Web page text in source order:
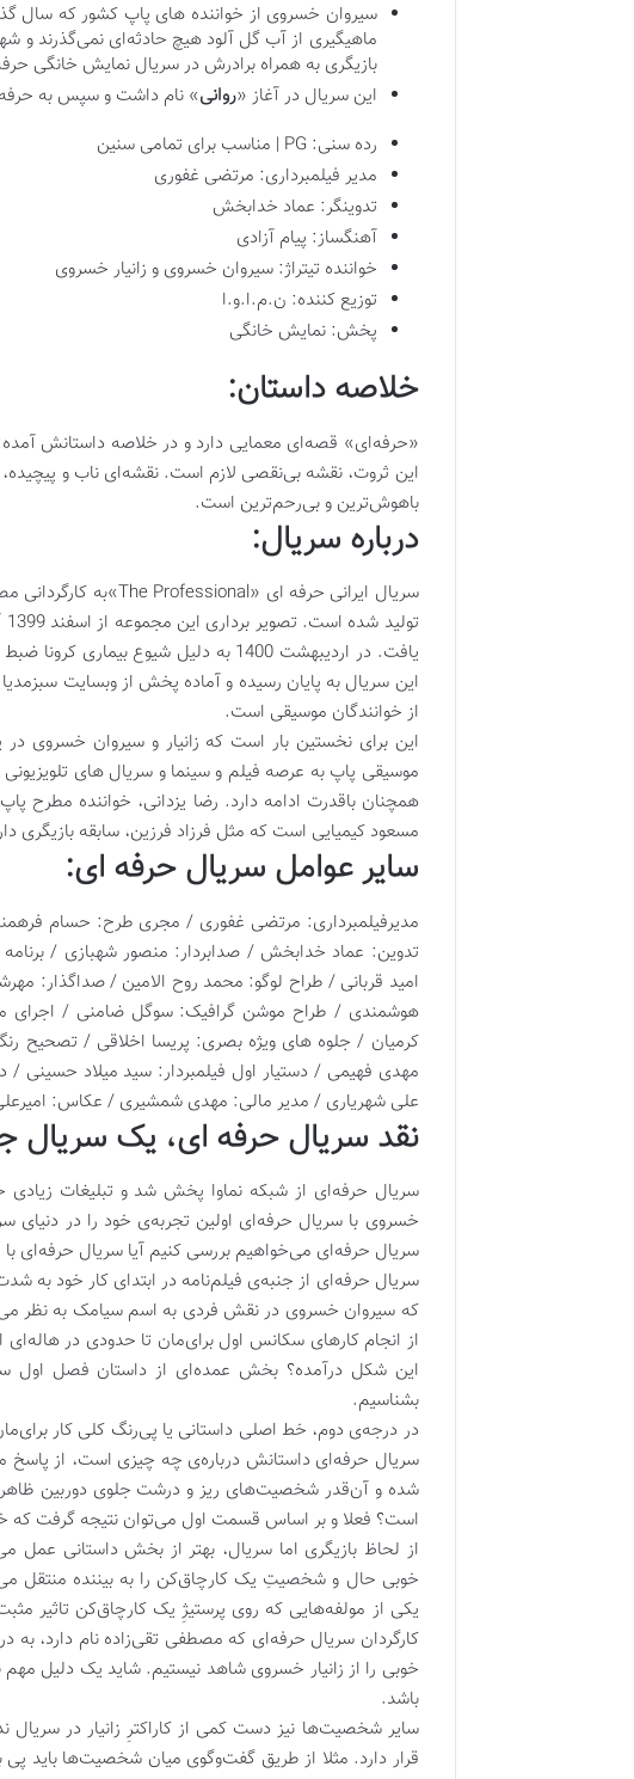
سیروان خسروی از خواننده ‌های پاپ کشور که سال
ماهیگیرى از آب گل ‌آلود هیچ حادثه‌اى نمی‌گذرند و
بازیگری به همراه برادرش در سریال نمایش خانگی
این سریال در آغاز «روانی» نام داشت و سپس به حرفه
رده سنی: PG | مناسب برای تمامی سنین
مدیر فیلمبرداری: مرتضی غفوری
تدوینگر: عماد خدابخش
آهنگساز: پیام آزادی
خواننده تیتراژ: سیروان خسروی و زانیار خسروی
توزیع‌ کننده: ن.م.ا.و.ا
پخش: نمایش خانگی
خلاصه داستان:
«حرفه‌ای» قصه‌ای معمایی دارد و در خلاصه داستانش
این ثروت، نقشه بی‌نقصی لازم است. نقشه‌ای ناب و
باهوش‌ترین و بی‌رحم‌ترین است.
درباره سریال:
یافت. در اردیبهشت 1400 به دلیل شیوع
این سریال به پایان رسیده و آماده پخش از وبسایت
از خوانندگان موسیقی است.
این برای نخستین بار است که زانیار و سیروان خسروی
موسیقی پاپ به عرصه فیلم و سینما و سریال های
همچنان باقدرت ادامه دارد. رضا یزدانی، خواننده مطرح
مسعود کیمیایی است که مثل فرزاد فرزین، سابقه بازیگری
سایر عوامل سریال حرفه ای:
مدیرفیلمبرداری: مرتضی غفوری / مجری طرح: حسام
تدوین: عماد خدابخش / صدابردار: منصور شهبازی /
امید قربانی / طراح لوگو: محمد روح الامین / صداگذار:
هوشمندی / طراح موشن گرافیک: سوگل ضامنی / اجرای
کرمیان / جلوه های ویژه بصری: پریسا اخلاقی / تصحیح
مهدی فهیمی / دستیار اول فیلمبردار: سید میلاد
علی شهریاری / مدیر مالی: مهدی شمشیری / عکاس:
نقد سریال حرفه‌ ای، یک سریال
سریال حرفه‌ای از شبکه نماوا پخش شد و تبلیغات
خسروی با سریال حرفه‌ای اولین تجربه‌ی خود را در دنیای
سریال حرفه‌ای می‌خواهیم بررسی کنیم آیا سریال حرفه‌ای با
سریال حرفه‌ای از جنبه‌ی فیلم‌نامه در ابتدای کار خود
که سیروان خسروی در نقش فردی به اسم سیامک به نظر
از انجام کارهای سکانس اول برای‌مان تا حدودی در هاله‌ای
این شکل درآمده؟ بخش عمده‌ای از داستان فصل اول
بشناسیم.
در درجه‌ی دوم، خط اصلی داستانی یا پی‌رنگ کلی کار
سریال حرفه‌ای داستانش درباره‌ی چه چیزی است، از
شده و آن‌قدر شخصیت‌های ریز و درشت جلوی دوربین ظاهر
است؟ فعلا و بر اساس قسمت اول می‌توان نتیجه گرفت که
از لحاظ بازیگری اما سریال، بهتر از بخش داستانی
خوبی حال و شخصیتِ یک کارچاق‌کن را به بیننده منتقل
یکی از مولفه‌هایی که روی پرستیژِ یک کارچاق‌کن تاثیر
کارگردان سریال حرفه‌ای که مصطفی تقی‌زاده نام دارد، به
خوبی را از زانیار خسروی شاهد نیستیم. شاید یک
باشد.
سایر شخصیت‌ها نیز دست کمی از کاراکترِ زانیار در
قرار دارد. مثلا از طریق گفت‌وگوی میان شخصیت‌ها باید پی